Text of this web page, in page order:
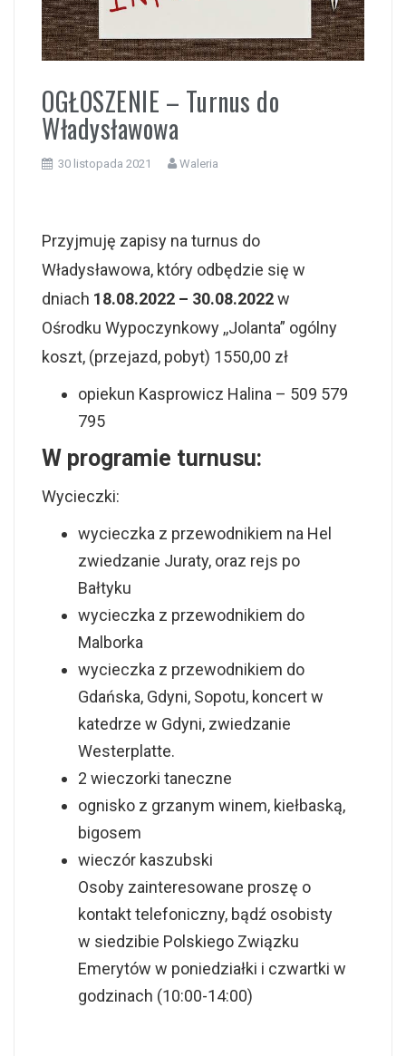
OGŁOSZENIE – Turnus do
Władysławowa
30 listopada 2021 Waleria
Przyjmuję zapisy na turnus do
Władysławowa, który odbędzie się w
dniach 18.08.2022 – 30.08.2022w
Ośrodku Wypoczynkowy ,,Jolanta” ogólny
koszt, (przejazd, pobyt) 1550,00 zł
opiekun Kasprowicz Halina – 509 579
795
W programie turnusu:
Wycieczki:
wycieczka z przewodnikiem na Hel
zwiedzanie Juraty, oraz rejs po
Bałtyku
wycieczka z przewodnikiem do
Malborka
wycieczka z przewodnikiem do
Gdańska, Gdyni, Sopotu, koncert w
katedrze w Gdyni, zwiedzanie
Westerplatte.
2 wieczorki taneczne
ognisko z grzanym winem, kiełbaską,
bigosem
wieczór kaszubski
Osoby zainteresowane proszę o
kontakt telefoniczny, bądź osobisty
w siedzibie Polskiego Związku
Emerytów w poniedziałki i czwartki w
godzinach (10:00-14:00)